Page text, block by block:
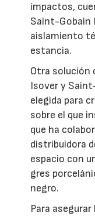
impactos,
Saint-Gobain
aislamiento
estancia.
Otra solución
Isover y
elegida para
sobre el que
que ha
distribuidora
espacio con
gres
negro.
Para